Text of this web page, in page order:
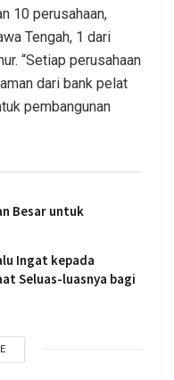
10 perusahaan,
Tengah, 1 dari
“Setiap perusahaan
dari bank pelat
pembangunan
Besar untuk
Ingat kepada
Seluas-luasnya bagi